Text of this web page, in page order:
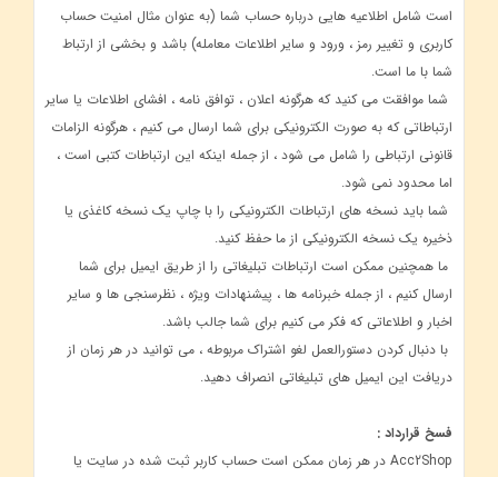
است شامل اطلاعیه هایی درباره حساب شما (به عنوان مثال امنیت حساب
کاربری و تغییر رمز ، ورود و سایر اطلاعات معامله) باشد و بخشی از ارتباط
شما با ما است.
شما موافقت می کنید که هرگونه اعلان ، توافق نامه ، افشای اطلاعات یا سایر
ارتباطاتی که به صورت الکترونیکی برای شما ارسال می کنیم ، هرگونه الزامات
قانونی ارتباطی را شامل می شود ، از جمله اینکه این ارتباطات کتبی است ،
اما محدود نمی شود.
شما باید نسخه های ارتباطات الکترونیکی را با چاپ یک نسخه کاغذی یا
ذخیره یک نسخه الکترونیکی از ما حفظ کنید.
ما همچنین ممکن است ارتباطات تبلیغاتی را از طریق ایمیل برای شما
ارسال کنیم ، از جمله خبرنامه ها ، پیشنهادات ویژه ، نظرسنجی ها و سایر
اخبار و اطلاعاتی که فکر می کنیم برای شما جالب باشد.
با دنبال کردن دستورالعمل لغو اشتراک مربوطه ، می توانید در هر زمان از
دریافت این ایمیل های تبلیغاتی انصراف دهید.
فسخ قرارداد :
Acc2Shop در هر زمان ممکن است حساب کاربر ثبت شده در سایت یا